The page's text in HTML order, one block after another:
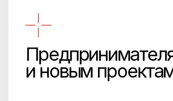
В течение программы Марина
остаётся на связи для обсуждения:
текущих управленческих
ситуаций;
сложных решений;